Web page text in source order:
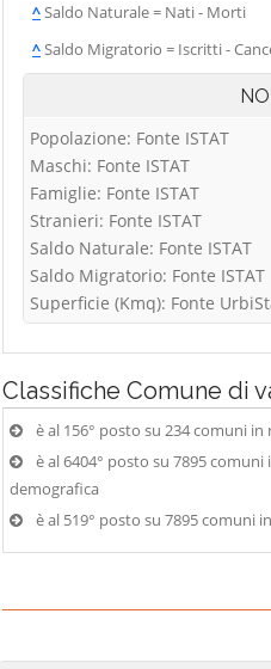
^Saldo Naturale = Nati - Morti
^Saldo Migratorio = Iscritti -
Popolazione: Fonte ISTAT
Maschi: Fonte ISTAT
Famiglie: Fonte ISTAT
Stranieri: Fonte ISTAT
Saldo Naturale: Fonte ISTAT
Saldo Migratorio: Fonte ISTAT
Superficie (Kmq): Fonte
Classifiche Comune di
è al 156° posto su 234 comuni
è al 6404° posto su 7895
demografica
è al 519° posto su 7895 comuni